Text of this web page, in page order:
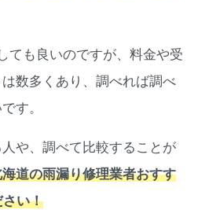
ても良いのですが、料金や受
数多くあり、調べれば調べ
す。
や、調べて比較することが
道の雨漏り修理業者おすす
さい！